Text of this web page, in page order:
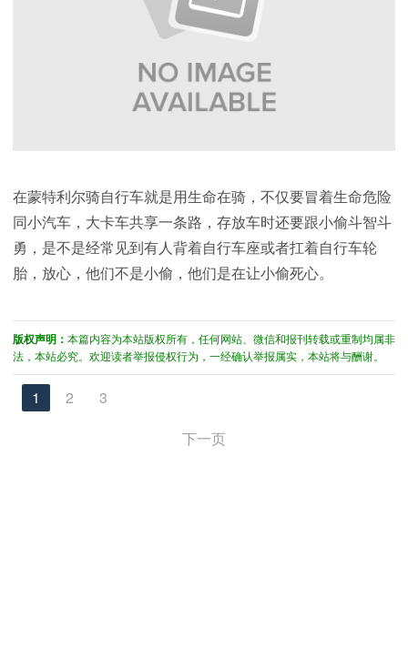
在蒙特利尔骑自行车就是用生命在骑，不仅要冒着生命危险
同小汽车，大卡车共享一条路，存放车时还要跟小偷斗智斗
勇，是不是经常见到有人背着自行车座或者扛着自行车轮
胎，放心 ，他们不是小偷，他们是在让小偷死心。
版权声明： 本篇内容为本站版权所有，任何网站、微信和报刊转载或重制均属非
法，本站必究。欢迎读者举报侵权行为，一经确认举报属实，本站将与酬谢。
1 2
3
下一页